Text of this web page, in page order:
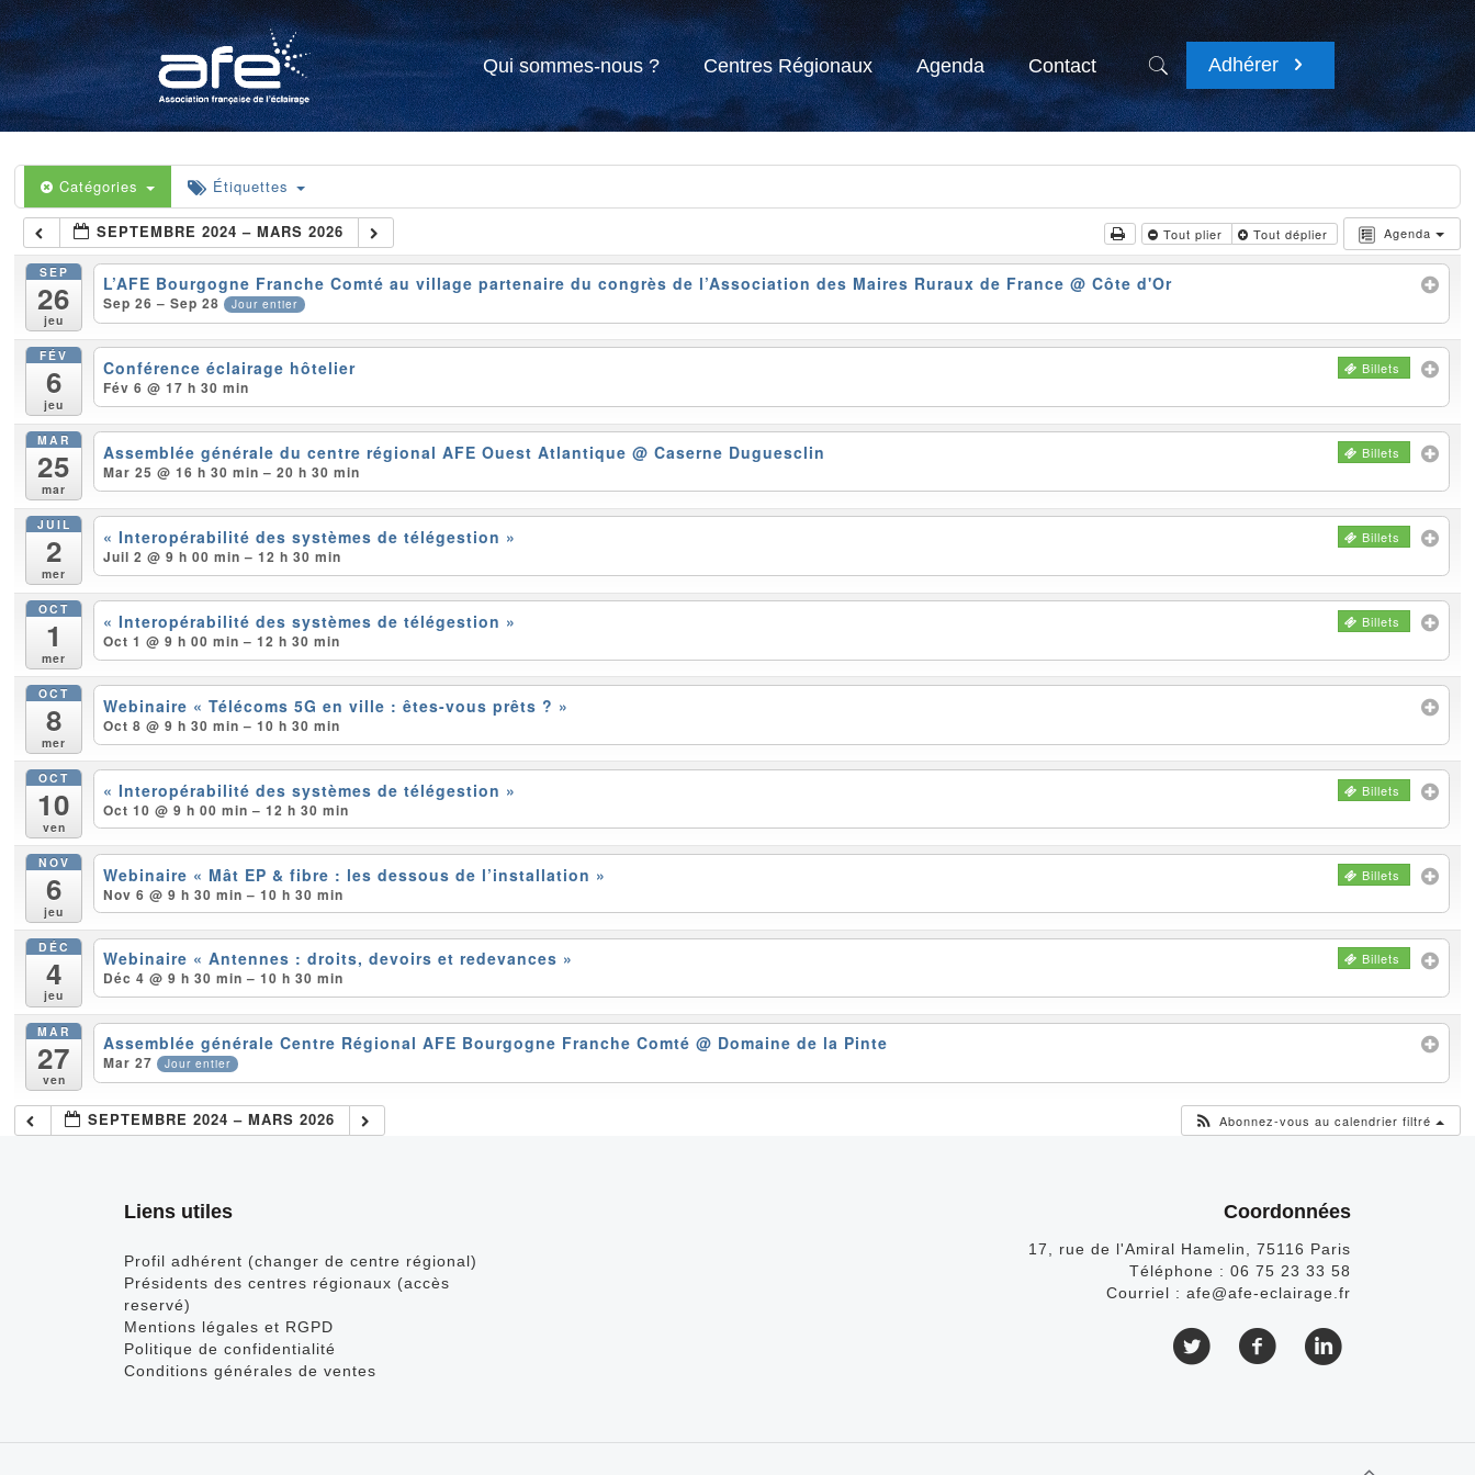
Qui sommes-nous ? Centres Régionaux Agenda Contact Adhérer
Catégories Étiquettes
Agenda
SEPTEMBRE 2024 – MARS 2026 Tout plier Tout déplier
SEP
26
jeu
L’AFE Bourgogne Franche Comté au village partenaire du congrès de l’Association des Maires Ruraux de France @ Côte d'Or
Sep 26 – Sep 28 Jour entier
FÉV
6
jeu
Conférence éclairage hôtelier Billets
Fév 6 @ 17 h 30 min
MAR
25
mar
Assemblée générale du centre régional AFE Ouest Atlantique @ Caserne Duguesclin Billets
Mar 25 @ 16 h 30 min – 20 h 30 min
JUIL
2
mer
« Interopérabilité des systèmes de télégestion » Billets
Juil 2 @ 9 h 00 min – 12 h 30 min
OCT
1
mer
« Interopérabilité des systèmes de télégestion » Billets
Oct 1 @ 9 h 00 min – 12 h 30 min
OCT
8
mer
Webinaire « Télécoms 5G en ville : êtes-vous prêts ? »
Oct 8 @ 9 h 30 min – 10 h 30 min
OCT
10
ven
« Interopérabilité des systèmes de télégestion » Billets
Oct 10 @ 9 h 00 min – 12 h 30 min
NOV
6
jeu
Webinaire « Mât EP & fibre : les dessous de l’installation » Billets
Nov 6 @ 9 h 30 min – 10 h 30 min
DÉC
4
jeu
Webinaire « Antennes : droits, devoirs et redevances » Billets
Déc 4 @ 9 h 30 min – 10 h 30 min
MAR
27
ven
Assemblée générale Centre Régional AFE Bourgogne Franche Comté @ Domaine de la Pinte
Mar 27 Jour entier
SEPTEMBRE 2024 – MARS 2026 Abonnez-vous au calendrier filtré
Liens utiles
Profil adhérent (changer de centre régional)
Présidents des centres régionaux (accès
reservé)
Mentions légales et RGPD
Politique de confidentialité
Conditions générales de ventes
Coordonnées
17, rue de l'Amiral Hamelin, 75116 Paris
Téléphone : 06 75 23 33 58
Courriel : afe@afe-eclairage.fr